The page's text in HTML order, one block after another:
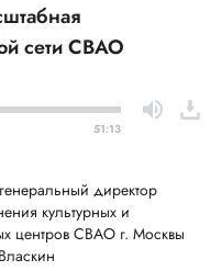
сети СВАО
51:13
директор
культурных и
центров СВАО г. Москвы